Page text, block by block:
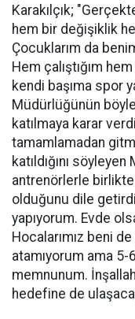
Karakılçık;
hem bir değişiklik
Çocuklarım da
Hem çalıştığım
kendi başıma spor
Müdürlüğünün
katılmaya karar
tamamlamadan
katıldığını
antrenörlerle
olduğunu dile
yapıyorum. Evde
Hocalarımız beni
atamıyorum ama 5-
memnunum.
hedefine de